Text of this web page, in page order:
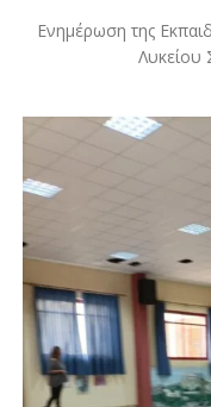
Ενημέρωση της
Λυκείου